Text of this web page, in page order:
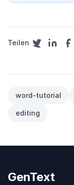
Teilen
word-tutorial
editing
GenText